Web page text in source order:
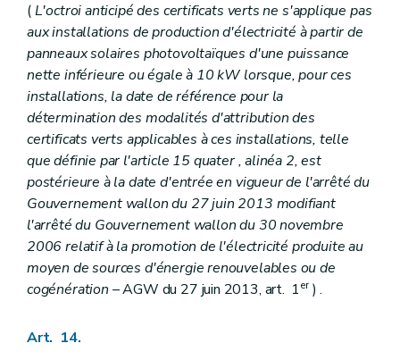
(L'octroi anticipé des certificats verts ne s'applique pas
aux installations de production d'électricité à partir de
panneaux solaires photovoltaïques d'une puissance
nette inférieure ou égale à 10 kW lorsque, pour ces
installations, la date de référence pour la
détermination des modalités d'attribution des
certificats verts applicables à ces installations, telle
que définie par l'article 15quater, alinéa 2, est
postérieure à la date d'entrée en vigueur de l'arrêté du
Gouvernement wallon du 27 juin 2013 modifiant
l'arrêté du Gouvernement wallon du 30 novembre
2006 relatif à la promotion de l'électricité produite au
moyen de sources d'énergie renouvelables ou de
cogénération – AGW du 27 juin 2013, art. 1er) .
Art. 14.